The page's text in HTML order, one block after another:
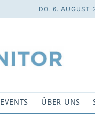
DO. 6. AUGUST
EVENTS ÜBER UNS